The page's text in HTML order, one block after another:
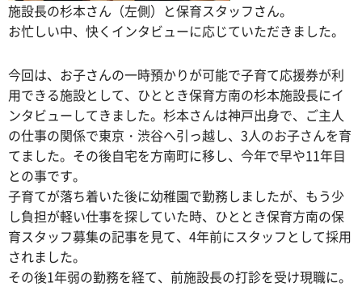
施設長の杉本さん（左側）と保育スタッフさん。
お忙しい中、快くインタビューに応じていただきました。
今回は、お子さんの一時預かりが可能で子育て応援券が利
用できる施設として、ひととき保育方南の杉本施設長にイ
ンタビューしてきました。杉本さんは神戸出身で、ご主人
の仕事の関係で東京・渋谷へ引っ越し、3人のお子さんを育
てました。その後自宅を方南町に移し、今年で早や11年目
との事です。
子育てが落ち着いた後に幼稚園で勤務しましたが、もう少
し負担が軽い仕事を探していた時、ひととき保育方南の保
育スタッフ募集の記事を見て、4年前にスタッフとして採用
されました。
その後1年弱の勤務を経て、前施設長の打診を受け現職に。